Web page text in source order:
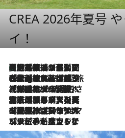
CREA 2026年夏号
イ！
2026.8.5
【厳選旅コスメ】国内をあちこち移動する河井菜摘が選んだ夏旅ベストコスメ発表！「リラックスアイテムはマスト」【Mサイズジップ】
2026.8.4
【厳選旅コスメ】「紫外線＆乾燥対策しながらメイク感も！」ヘア＆メイクGeorgeが選んだ夏旅ベストコスメを発表！【Mサイズジップ】
2026.8.3
【厳選旅コスメ】「保湿もタイパ重視！」“サウナ好き”タレント清水みさとが愛用する夏旅ベストコスメを発表！【Mサイズジップ】
2026.8.2
【厳選旅コスメ】美容家・瀬戸麻実の夏旅ベストコスメを発表！「ストレスなく使えるクレンジング＆洗顔は必須」【Mサイズジップ】
2026.8.1
【厳選旅コスメ】「UV＆美白ケアはマスト！」フリーアナウンサー宇賀なつみの夏旅ベストコスメを発表！【Mサイズジップ】
2026.7.23
【リピート確定！】ハワイの名店ランチプレートとサンドイッチ、手が止まらない人気ドーナツ